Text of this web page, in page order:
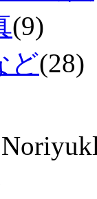
(9)
ど(28)